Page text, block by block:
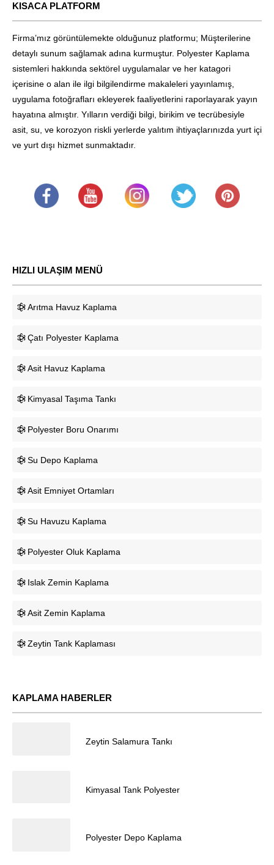
KISACA PLATFORM
Firma’mız görüntülemekte olduğunuz platformu; Müşterilerine
detaylı sunum sağlamak adına kurmuştur. Polyester Kaplama
sistemleri hakkında sektörel uygulamalar ve her katagori
içerisine o alan ile ilgi bilgilendirme makaleleri yayınlamış,
uygulama fotoğrafları ekleyerek faaliyetlerini raporlayarak yayın
hayatına almıştır. Yılların verdiği bilgi, birikim ve tecrübesiyle
asit, su, ve korozyon riskli yerlerde yalıtım ihtiyaçlarınızda yurt içi
ve yurt dışı hizmet sunmaktadır.
HIZLI ULAŞIM MENÜ
Arıtma Havuz Kaplama
Çatı Polyester Kaplama
Asit Havuz Kaplama
Kimyasal Taşıma Tankı
Polyester Boru Onarımı
Su Depo Kaplama
Asit Emniyet Ortamları
Su Havuzu Kaplama
Polyester Oluk Kaplama
Islak Zemin Kaplama
Asit Zemin Kaplama
Zeytin Tank Kaplaması
KAPLAMA HABERLER
Zeytin Salamura Tankı
Kimyasal Tank Polyester
Polyester Depo Kaplama